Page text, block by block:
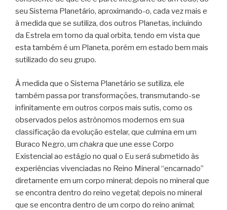
seu Sistema Planetário, aproximando-o, cada vez mais e
à medida que se sutiliza, dos outros Planetas, incluindo
da Estrela em torno da qual orbita, tendo em vista que
esta também é um Planeta, porém em estado bem mais
sutilizado do seu grupo.
À medida que o Sistema Planetário se sutiliza, ele
também passa por transformações, transmutando-se
infinitamente em outros corpos mais sutis, como os
observados pelos astrônomos modernos em sua
classificação da evolução estelar, que culmina em um
Buraco Negro, um chakraque une esse Corpo
Existencial ao estágio no qual o Eu será submetido às
experiências vivenciadas no Reino Mineral “encarnado”
diretamente em um corpo mineral; depois no mineral que
se encontra dentro do reino vegetal; depois no mineral
que se encontra dentro de um corpo do reino animal;